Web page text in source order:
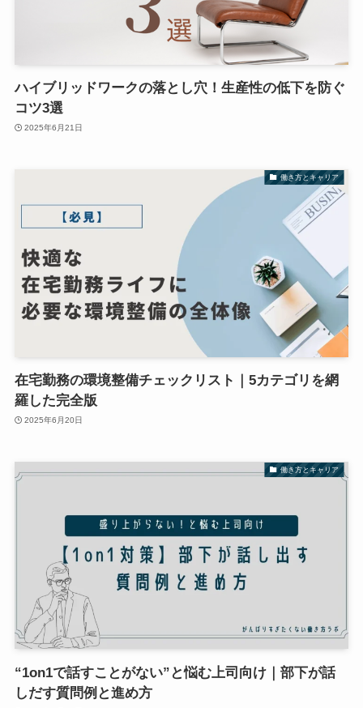
ハイブリッドワークの落とし穴！生産性の低下を防ぐ
コツ3選
2025年6月21日
働き方とキャリア
在宅勤務の環境整備チェックリスト｜5カテゴリを網
羅した完全版
2025年6月20日
働き方とキャリア
“1on1で話すことがない”と悩む上司向け｜部下が話
しだす質問例と進め方